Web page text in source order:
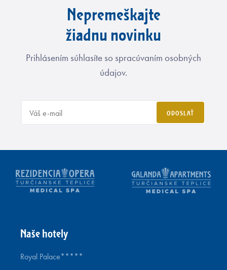
Nepremeškajte
žiadnu novinku
Prihlásením súhlasíte so spracúvaním osobných
údajov.
ODOSLAŤ
Naše hotely
Royal Palace*****